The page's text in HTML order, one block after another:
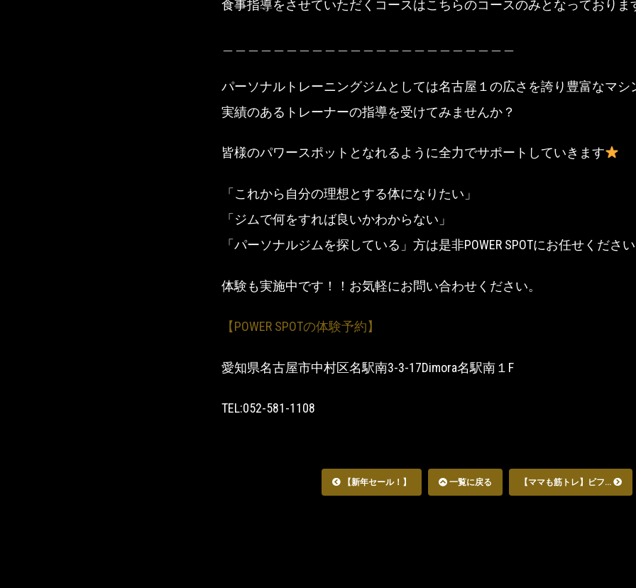
食事指導をさせていただくコースはこちらのコースのみとなっておりま
パーソナルトレーニングジムとしては名古屋１の広さを誇り豊富なマシ
実績のあるトレーナーの指導を受けてみませんか？
皆様のパワースポットとなれるように全力でサポートしていきます
「これから自分の理想とする体になりたい」
「ジムで何をすれば良いかわからない」
「パーソナルジムを探している」方は是非POWER SPOTにお任せください
体験も実施中です！！お気軽にお問い合わせください。
【POWER SPOTの体験予約】
愛知県名古屋市中村区名駅南3-3-17Dimora名駅南１F
TEL:052-581-1108
【新年セール！】 一覧に戻る 【ママも筋トレ】ビフ...